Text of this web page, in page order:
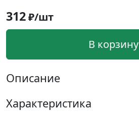
312₽/шт
В корзину
Описание
Характеристика